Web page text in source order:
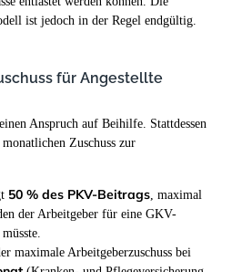
ist jedoch in der Regel endgültig.
für Angestellte
Anspruch auf Beihilfe. Stattdessen
Zuschuss zur
50 % des PKV-Beitrags , maximal
der Arbeitgeber für eine GKV-
maximale Arbeitgeberzuschuss bei